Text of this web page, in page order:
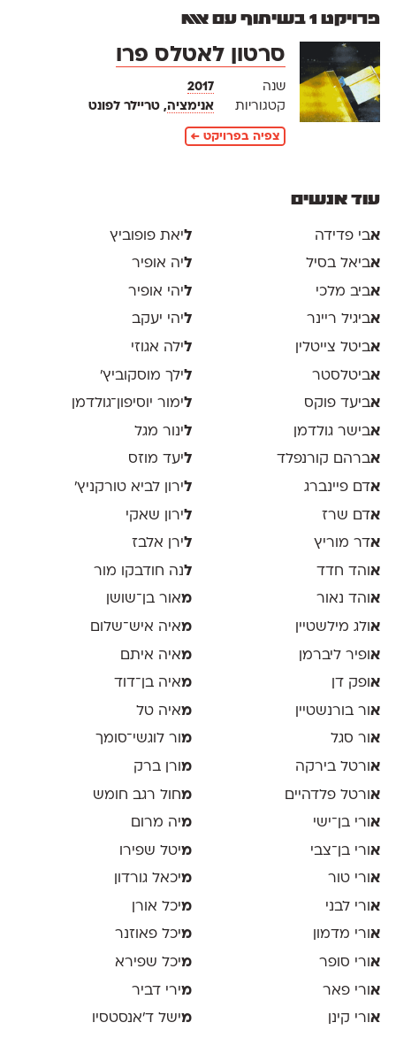
פרויקט 1 בשיתוף עם אאא
סרטון לאטלס פרו
שנה
2017
קטגוריות
אנימציה, טריילר לפונט
צפיה בפרויקט ←
עוד אנשים
אבי פדידה
אביאל בסיל
אביב מלכי
אביגיל ריינר
אביטל צייטלין
אביטלסטר
אביעד פוקס
אבישר גולדמן
אברהם קורנפלד
אדם פיינברג
אדם שרז
אדר מוריץ
אוהד חדד
אוהד נאור
אולג מילשטיין
אופיר ליברמן
אופק דן
אור בורנשטיין
אור סגל
אורטל בירקה
אורטל פלדהיים
אורי בן־ישי
אורי בן־צבי
אורי טור
אורי לבני
אורי מדמון
אורי סופר
אורי פאר
אורי קינן
ליאת פופוביץ
ליה אופיר
ליהי אופיר
ליהי יעקב
לילה אגוזי
לילך מוסקוביץ'
לימור יוסיפון־גולדמן
לינור מגל
ליעד מוזס
לירון לביא טורקניץ׳
לירון שאקי
לירן אלבז
לנה חודבקו מור
מאור בן־שושן
מאיה איש־שלום
מאיה איתם
מאיה בן־דוד
מאיה טל
מור לוגשי־סומך
מ ורן ברק
מחול רגב חומש
מיה מרום
מיטל שפירו
מיכאל גורדון
מיכל אורן
מיכל פאוזנר
מיכל שפירא
מירי דביר
מישל ד׳אנסטסיו